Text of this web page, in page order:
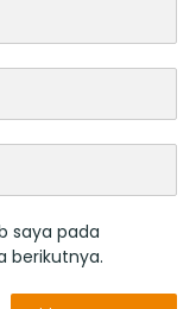
saya pada
berikutnya.